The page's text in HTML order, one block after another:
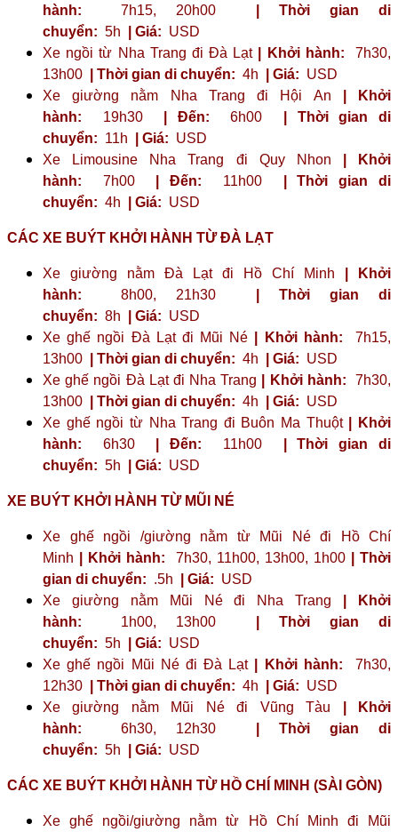
hành: 7h15, 20h00
| Thời gian di
chuyển: 5h | Giá: USD
Xe ngồi từ Nha Trang đi Đà Lạt
| Khởi hành: 7h30,
13h00
| Thời gian di chuyển: 4h | Giá: USD
Xe giường nằm Nha Trang đi Hội An
| Khởi
hành: 19h30 | Đến: 6h00
| Thời gian di
chuyển: 11h | Giá: USD
Xe Limousine Nha Trang đi Quy Nhon
| Khởi
hành: 7h00 | Đến: 11h00
| Thời gian di
chuyển: 4h | Giá: USD
CÁC XE BUÝT KHỞI HÀNH TỪ ĐÀ LẠT
Xe giường nằm Đà Lạt đi Hồ Chí Minh
| Khởi
hành: 8h00, 21h30
| Thời gian di
chuyển: 8h | Giá: USD
Xe ghế ngồi Đà Lạt đi Mũi Né
| Khởi hành: 7h15,
13h00
| Thời gian di chuyển: 4h | Giá: USD
Xe ghế ngồi Đà Lạt đi Nha Trang
| Khởi hành: 7h30,
13h00
| Thời gian di chuyển: 4h | Giá: USD
Xe ghế ngồi từ Nha Trang đi Buôn Ma Thuột
| Khởi
hành: 6h30 | Đến: 11h00
| Thời gian di
chuyển: 5h | Giá: USD
XE BUÝT KHỞI HÀNH TỪ MŨI NÉ
Xe ghế ngồi /giường nằm từ Mũi Né đi Hồ Chí
Minh
| Khởi hành: 7h30, 11h00, 13h00, 1h00
| Thời
gian di chuyển: .5h | Giá: USD
Xe giường nằm Mũi Né đi Nha Trang
| Khởi
hành: 1h00, 13h00
| Thời gian di
chuyển: 5h | Giá: USD
Xe ghế ngồi Mũi Né đi Đà Lạt
| Khởi hành: 7h30,
12h30
| Thời gian di chuyển: 4h | Giá: USD
Xe giường nằm Mũi Né đi Vũng Tàu
| Khởi
hành: 6h30, 12h30
| Thời gian di
chuyển: 5h | Giá: USD
CÁC XE BUÝT KHỞI HÀNH TỪ HỒ CHÍ MINH (SÀI GÒN)
Xe ghế ngồi/giường nằm từ Hồ Chí Minh đi Mũi